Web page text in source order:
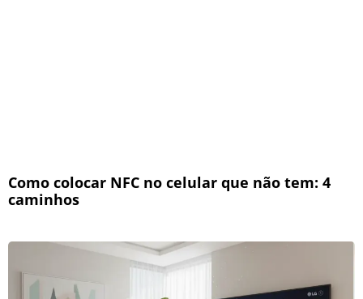
Como colocar NFC no celular que não tem: 4
caminhos